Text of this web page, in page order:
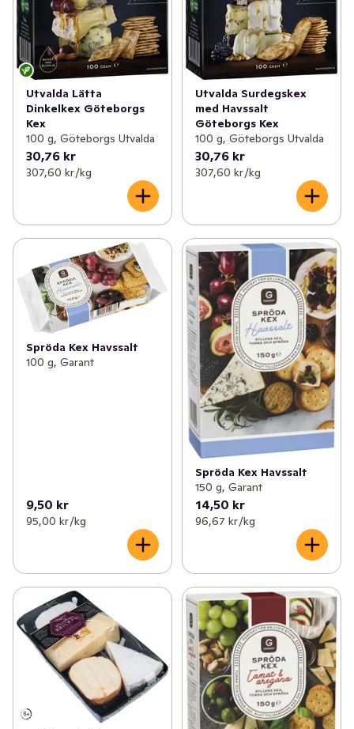
Utvalda Lätta
Dinkelkex Göteborgs
Kex
100 g, Göteborgs Utvalda
30,76 kr
307,60 kr /kg
Utvalda Surdegskex
med Havssalt
Göteborgs Kex
100 g, Göteborgs Utvalda
30,76 kr
307,60 kr /kg
Spröda Kex Havssalt
100 g, Garant
9,50 kr
95,00 kr /kg
Spröda Kex Havssalt
150 g, Garant
14,50 kr
96,67 kr /kg